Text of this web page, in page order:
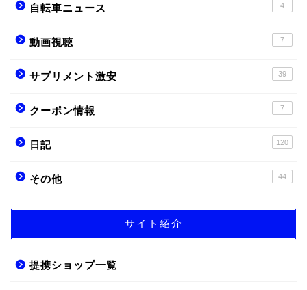
自転車ニュース 4
動画視聴 7
サプリメント激安 39
クーポン情報 7
日記 120
その他 44
サイト紹介
提携ショップ一覧